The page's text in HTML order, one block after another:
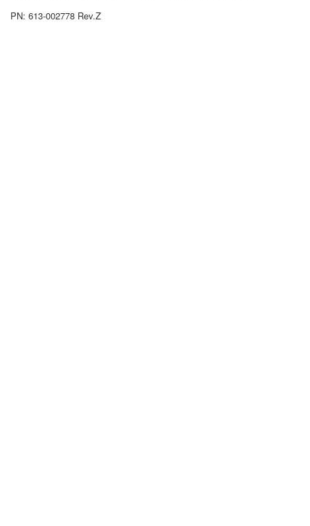
PN: 613-002778 Rev.Z